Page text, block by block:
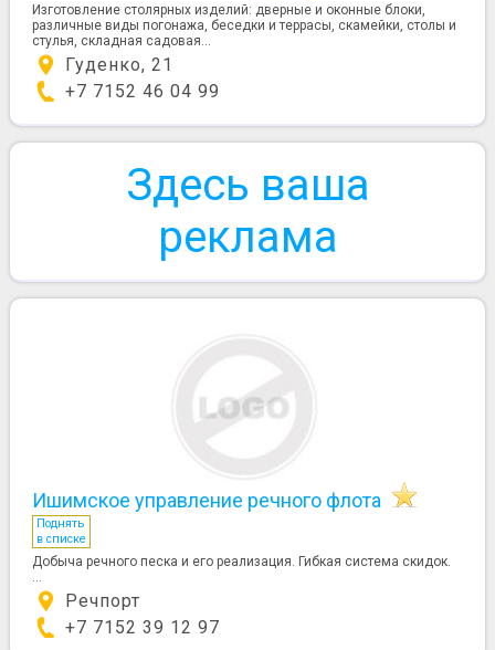
Изготовление столярных изделий: дверные и оконные блоки,
различные виды погонажа, беседки и террасы, скамейки, столы и
стулья, складная садовая...
Гуденко, 21
+7 7152 46 04 99
Здесь ваша
реклама
Ишимское управление речного флота
Поднять
в списке
Добыча речного песка и его реализация. Гибкая система скидок.
Речпорт
+7 7152 39 12 97